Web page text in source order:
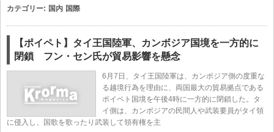
カテゴリー: 国内 国際
【ポイペト】タイ王国陸軍、カンボジア国境を一方的に
閉鎖 フン・セン氏が貿易影響を懸念
6月7日、タイ王国陸軍は、カンボジア側の度重な
る越境行為を理由に、両国最大の貿易拠点である
ポイペト国境を午後4時に一方的に閉鎖した。タ
イ側は、カンボジアの民間人や武装要員がタイ領
に侵入し、国歌を歌ったり武装して領有権を主